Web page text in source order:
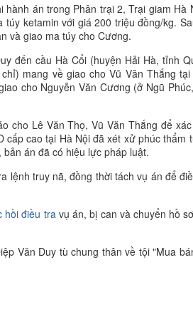
án trong Phân trại 2, Trại giam Hà
ketamin với giá 200 triệu đồng/kg.
và giao ma túy cho Cương.
đến cầu Hà Cổi (huyện Hải Hà, tỉnh
mang về giao cho Vũ Văn Thắng tại
cho Nguyễn Văn Cương (ở Ngũ
cho Lê Văn Thọ, Vũ Văn Thắng để
cao tại Hà Nội đã xét xử phúc thẩm
án đã có hiệu lực pháp luật.
lệnh truy nã, đồng thời tách vụ án để
hồi điều tra vụ án, bị can và chuyển hồ
Văn Duy tù chung thân về tội "Mua